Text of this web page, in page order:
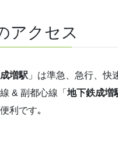
アクセス
成増駅 」は準急、急行、快
& 副都心線「 地下鉄成増
利です｡